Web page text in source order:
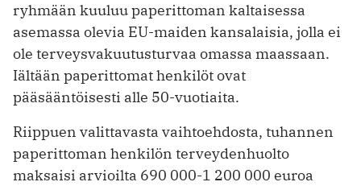
ryhmään kuuluu paperittoman kaltaisessa
asemassa olevia EU-maiden kansalaisia, jolla ei
ole terveysvakuutusturvaa omassa maassaan.
Iältään paperittomat henkilöt ovat
pääsääntöisesti alle 50-vuotiaita.
Riippuen valittavasta vaihtoehdosta, tuhannen
paperittoman henkilön terveydenhuolto
maksaisi arvioilta 690 000-1 200 000 euroa